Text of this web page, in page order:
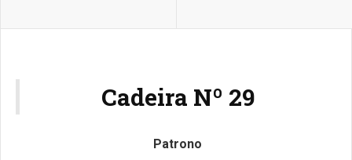
Cadeira Nº 29
Patrono